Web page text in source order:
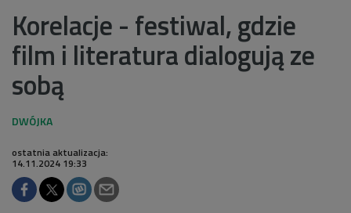
Korelacje - festiwal, gdzie
film i literatura dialogują ze
sobą
ostatnia aktualizacja:
14.11.2024 19:33